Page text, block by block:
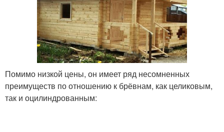
Помимо низкой цены, он имеет ряд несомненных
преимуществ по отношению к брёвнам, как целиковым,
так и оцилиндрованным: